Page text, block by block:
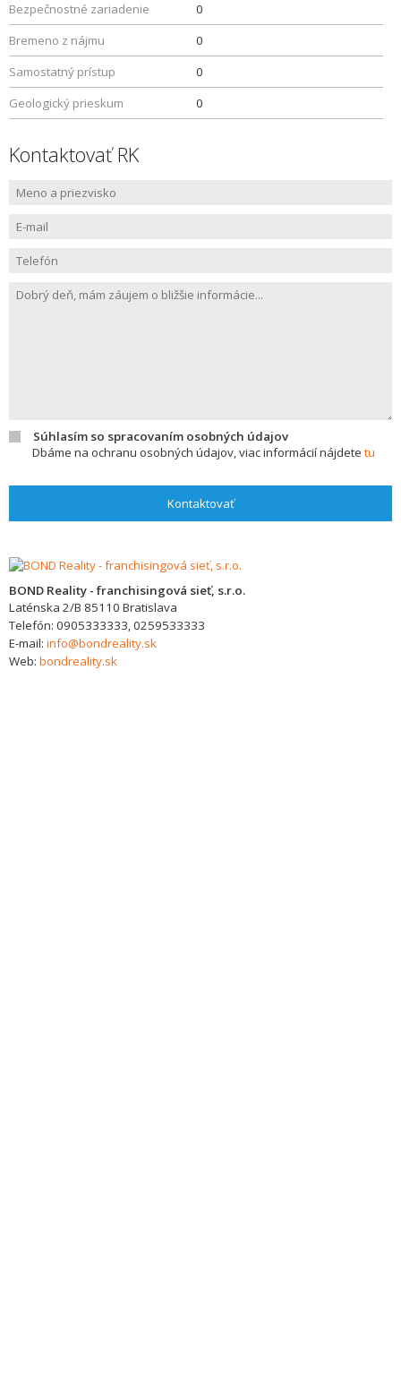
Bezpečnostné zariadenie
0
Bremeno z nájmu
0
Samostatný prístup
0
Geologický prieskum
0
Kontaktovať RK
Súhlasím so spracovaním osobných údajov
Dbáme na ochranu osobných údajov, viac informácií nájdete tu
Kontaktovať
BOND Reality - franchisingová sieť, s.r.o.
Laténska 2/B 85110 Bratislava
Telefón: 0905333333, 0259533333
E-mail: info@bondreality.sk
Web: bondreality.sk